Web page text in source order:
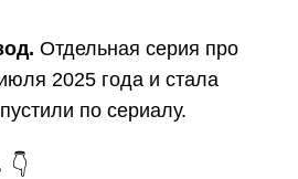
Отдельная серия про
2025 года и стала
по сериалу.